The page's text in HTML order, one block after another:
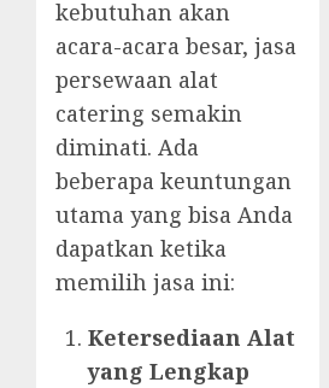
kebutuhan akan
acara-acara besar, jasa
persewaan alat
catering semakin
diminati. Ada
beberapa keuntungan
utama yang bisa Anda
dapatkan ketika
memilih jasa ini:
Ketersediaan Alat
yang Lengkap